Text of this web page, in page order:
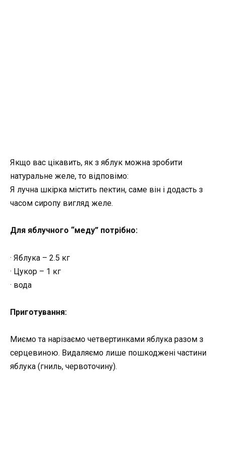
Якщо вас цікавить, як з яблук можна зробити
натуральне желе, то відповімо:
Я лучна шкірка містить пектин, саме він і додасть з
часом сиропу вигляд желе.
Для яблучного “меду” потрібно:
· Яблука – 2.5 кг
· Цукор – 1 кг
· вода
Приготування:
Миємо та нарізаємо четвертинками яблука разом з
серцевиною. Видаляємо лише пошкоджені частини
яблука (гниль, червоточину).